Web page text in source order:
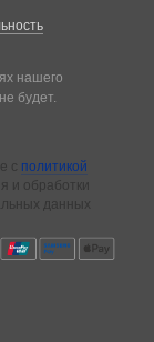
нашего
будет.
с политикой
и обработки
данных